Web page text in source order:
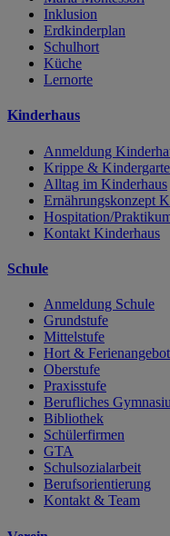
Inklusion
Erdkinderplan
Schulhort
Küche
Lernorte
Kinderhaus
Anmeldung
Krippe &
Alltag im Kinderhaus
Ernährungskonzept
Hospitation/
Kontakt Kinderhaus
Schule
Anmeldung Schule
Grundstufe
Mittelstufe
Hort &
Oberstufe
Praxisstufe
Berufliches
Bibliothek
Schülerfirmen
GTA
Schulsozialarbeit
Berufsorientierung
Kontakt & Team